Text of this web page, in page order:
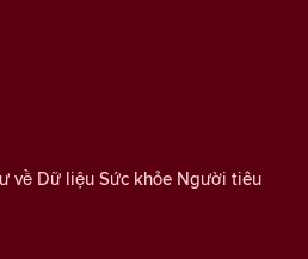
về Dữ liệu Sức khỏe Người tiêu